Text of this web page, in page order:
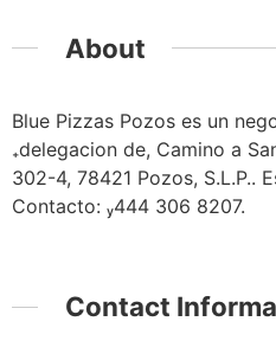
About
Blue Pizzas Pozos es un
delegacion de, Camino a
302-4, 78421 Pozos, S.L.P..
Contacto: 444 306 8207.
Contact